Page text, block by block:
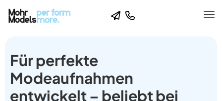
Für perfekte
Modeaufnahmen
entwickelt – beliebt bei